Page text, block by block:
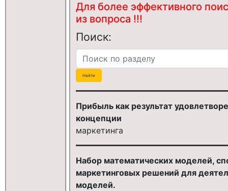
Для более эффективного
из вопроса !!!
Поиск:
Прибыль как результат
концепции
маркетинга
Набор математических моделей,
маркетинговых решений для
моделей.